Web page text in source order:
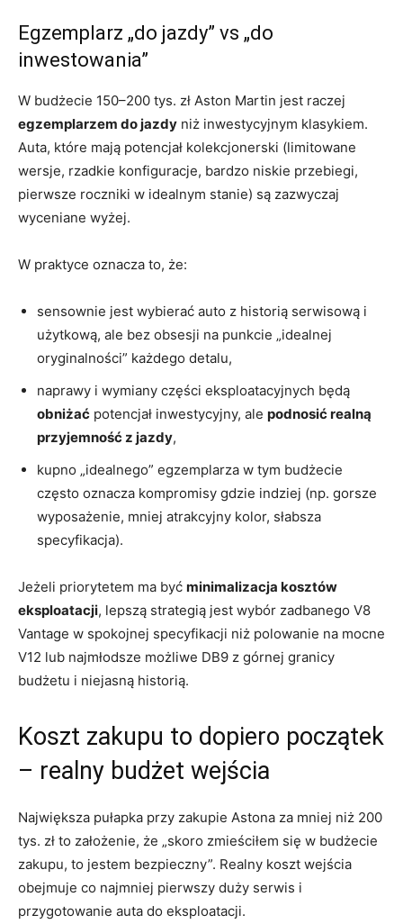
Egzemplarz „do jazdy” vs „do
inwestowania”
W budżecie 150–200 tys. zł Aston Martin jest raczej
egzemplarzem do jazdy niż inwestycyjnym klasykiem.
Auta, które mają potencjał kolekcjonerski (limitowane
wersje, rzadkie konfiguracje, bardzo niskie przebiegi,
pierwsze roczniki w idealnym stanie) są zazwyczaj
wyceniane wyżej.
W praktyce oznacza to, że:
sensownie jest wybierać auto z historią serwisową i
użytkową, ale bez obsesji na punkcie „idealnej
oryginalności” każdego detalu,
naprawy i wymiany części eksploatacyjnych będą
obniżać potencjał inwestycyjny, ale podnosić realną
przyjemność z jazdy,
kupno „idealnego” egzemplarza w tym budżecie
często oznacza kompromisy gdzie indziej (np. gorsze
wyposażenie, mniej atrakcyjny kolor, słabsza
specyfikacja).
Jeżeli priorytetem ma być minimalizacja kosztów
eksploatacji, lepszą strategią jest wybór zadbanego V8
Vantage w spokojnej specyfikacji niż polowanie na mocne
V12 lub najmłodsze możliwe DB9 z górnej granicy
budżetu i niejasną historią.
Koszt zakupu to dopiero początek
– realny budżet wejścia
Największa pułapka przy zakupie Astona za mniej niż 200
tys. zł to założenie, że „skoro zmieściłem się w budżecie
zakupu, to jestem bezpieczny”. Realny koszt wejścia
obejmuje co najmniej pierwszy duży serwis i
przygotowanie auta do eksploatacji.